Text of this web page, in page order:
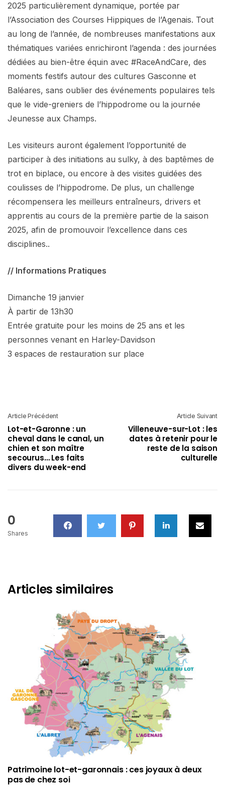
2025 particulièrement dynamique, portée par
l’Association des Courses Hippiques de l’Agenais. Tout
au long de l’année, de nombreuses manifestations aux
thématiques variées enrichiront l’agenda : des journées
dédiées au bien-être équin avec #RaceAndCare, des
moments festifs autour des cultures Gasconne et
Baléares, sans oublier des événements populaires tels
que le vide-greniers de l’hippodrome ou la journée
Jeunesse aux Champs.
Les visiteurs auront également l’opportunité de
participer à des initiations au sulky, à des baptêmes de
trot en biplace, ou encore à des visites guidées des
coulisses de l’hippodrome. De plus, un challenge
récompensera les meilleurs entraîneurs, drivers et
apprentis au cours de la première partie de la saison
2025, afin de promouvoir l’excellence dans ces
disciplines..
// Informations Pratiques
Dimanche 19 janvier
À partir de 13h30
Entrée gratuite pour les moins de 25 ans et les
personnes venant en Harley-Davidson
3 espaces de restauration sur place
Article Précédent
Lot-et-Garonne : un
cheval dans le canal, un
chien et son maître
secourus… Les faits
divers du week-end
Article Suivant
Villeneuve-sur-Lot : les
dates à retenir pour le
reste de la saison
culturelle
0
Shares
Articles similaires
Patrimoine lot-et-garonnais : ces joyaux à deux
pas de chez soi